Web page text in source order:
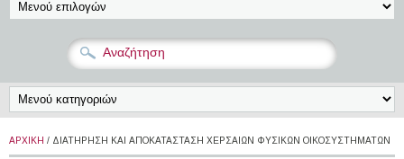
ΑΡΧΙΚΉ / ΔΙΑΤΉΡΗΣΗ ΚΑΙ ΑΠΟΚΑΤΆΣΤΑΣΗ ΧΕΡΣΑΊΩΝ ΦΥΣΙΚΏΝ ΟΙΚΟΣΥΣΤΗΜΆΤΩΝ